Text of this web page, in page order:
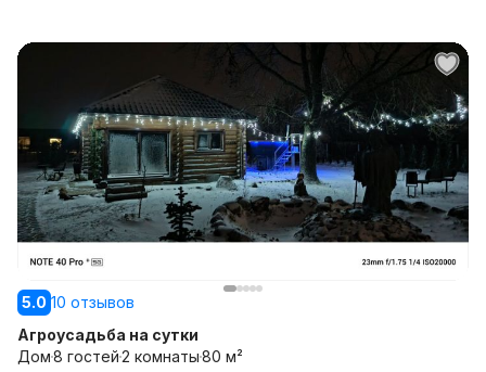
5.0 10 отзывов
Агроусадьба на сутки
Дом8 гостей2 комнаты80 м²